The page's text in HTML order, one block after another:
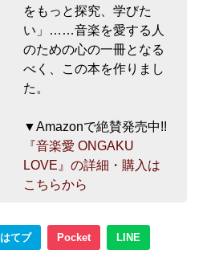
をもっと探究、学びた
い」……音楽を愛する人
のための心の一冊となる
べく、この本を作りまし
た。
▼Amazonで絶賛発売中!!
『音楽愛 ONGAKU
LOVE』の詳細・購入は
こちらから
はてブ Pocket LINE